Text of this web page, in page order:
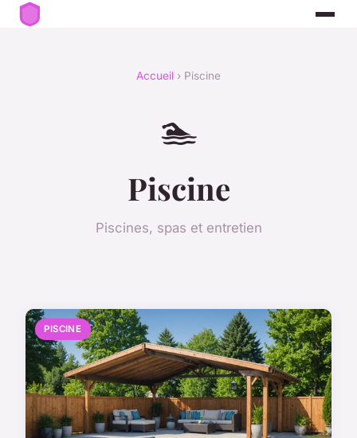
Accueil › Piscine
🏊
Piscine
Piscines, spas et entretien
PISCINE